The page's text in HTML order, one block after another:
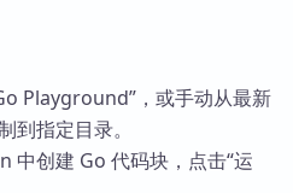
Playground”，或手动从最新
到指定目录。
创建 Go 代码块，点击“运